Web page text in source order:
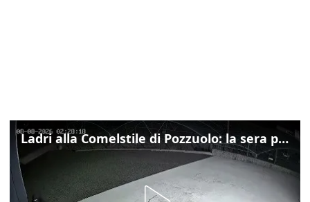
Ladri alla Comelstile di Pozzuolo: la sera prima il tentato furto a Buja, ecco le immagini